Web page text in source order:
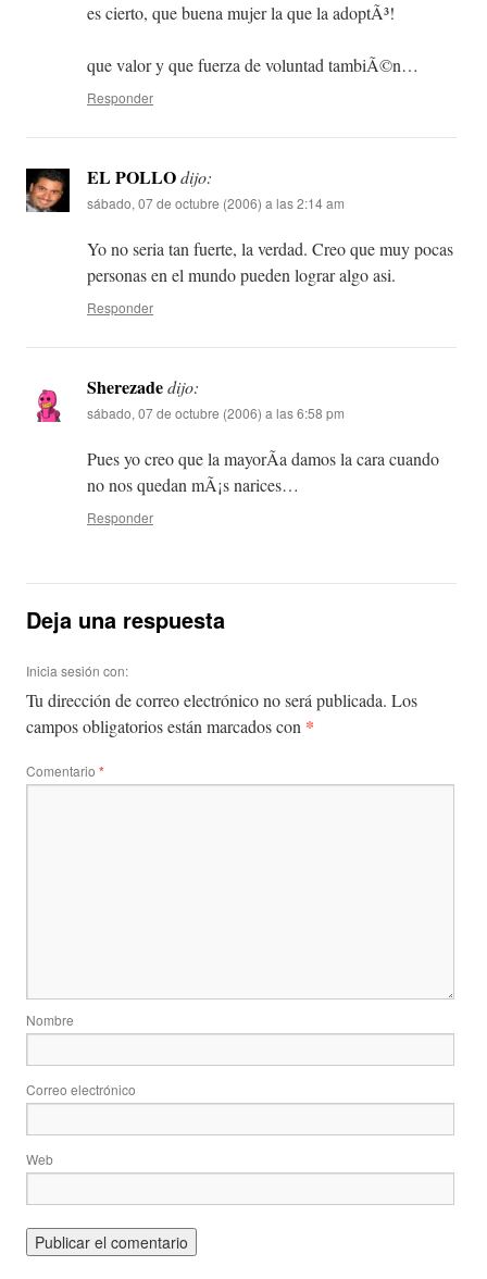
es cierto, que buena mujer la que la adoptÃ³!
que valor y que fuerza de voluntad tambiÃ©n…
Responder
EL POLLOdijo:
sábado, 07 de octubre (2006) a las 2:14 am
Yo no seria tan fuerte, la verdad. Creo que muy pocas
personas en el mundo pueden lograr algo asi.
Responder
Sherezadedijo:
sábado, 07 de octubre (2006) a las 6:58 pm
Pues yo creo que la mayorÃ­a damos la cara cuando
no nos quedan mÃ¡s narices…
Responder
Deja una respuesta
Inicia sesión con:
Tu dirección de correo electrónico no será publicada. Los
campos obligatorios están marcados con *
Comentario *
Nombre
Correo electrónico
Web